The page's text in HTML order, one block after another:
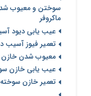
سوختن و معیوب
ماکروفر
عیب یابی دیود
تعمیر فیوز آسیب
معیوب شدن خازن
عیب یابی خازن
تعمیر خازن سوخته